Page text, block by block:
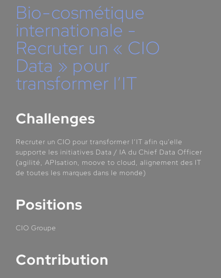
Bio-cosmétique
internationale -
Recruter un « CIO
Data » pour
transformer l’IT
Challenges
Recruter un CIO pour transformer l’IT afin qu’elle
supporte les initiatives Data / IA du Chief Data Officer
(agilité, APIsation, moove to cloud, alignement des IT
de toutes les marques dans le monde)
Positions
CIO Groupe
Contribution